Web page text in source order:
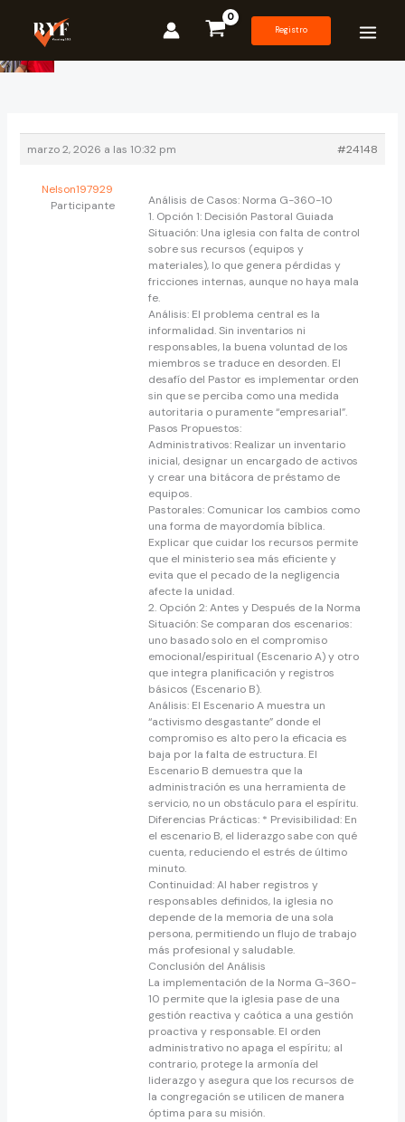
contenido
Registro
marzo 2, 2026 a las 10:32 pm #24148
Nelson197929
Participante
Análisis de Casos: Norma G-360-10
​1. Opción 1: Decisión Pastoral Guiada
​Situación: Una iglesia con falta de control
sobre sus recursos (equipos y
materiales), lo que genera pérdidas y
fricciones internas, aunque no haya mala
fe.
​Análisis: El problema central es la
informalidad. Sin inventarios ni
responsables, la buena voluntad de los
miembros se traduce en desorden. El
desafío del Pastor es implementar orden
sin que se perciba como una medida
autoritaria o puramente “empresarial”.
​Pasos Propuestos:
​Administrativos: Realizar un inventario
inicial, designar un encargado de activos
y crear una bitácora de préstamo de
equipos.
​Pastorales: Comunicar los cambios como
una forma de mayordomía bíblica.
Explicar que cuidar los recursos permite
que el ministerio sea más eficiente y
evita que el pecado de la negligencia
afecte la unidad.
​2. Opción 2: Antes y Después de la Norma
​Situación: Se comparan dos escenarios:
uno basado solo en el compromiso
emocional/espiritual (Escenario A) y otro
que integra planificación y registros
básicos (Escenario B).
​Análisis: El Escenario A muestra un
“activismo desgastante” donde el
compromiso es alto pero la eficacia es
baja por la falta de estructura. El
Escenario B demuestra que la
administración es una herramienta de
servicio, no un obstáculo para el espíritu.
​Diferencias Prácticas: * Previsibilidad: En
el escenario B, el liderazgo sabe con qué
cuenta, reduciendo el estrés de último
minuto.
​Continuidad: Al haber registros y
responsables definidos, la iglesia no
depende de la memoria de una sola
persona, permitiendo un flujo de trabajo
más profesional y saludable.
​Conclusión del Análisis
​La implementación de la Norma G-360-
10 permite que la iglesia pase de una
gestión reactiva y caótica a una gestión
proactiva y responsable. El orden
administrativo no apaga el espíritu; al
contrario, protege la armonía del
liderazgo y asegura que los recursos de
la congregación se utilicen de manera
óptima para su misión.